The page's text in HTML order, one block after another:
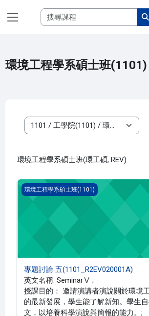
搜
環境工程學系碩士班(1101)
課程類別
環境工程學系碩士班(環工碩, REV)
專題討論 五(1101_R2EV020001A)
環境工程學系碩士班(1101)
專題討論 五(1101_R2EV020001A)
英文名稱: SeminarⅤ ;
授課目的： 邀請演講者演說關於環境
的最新發展，學生能了解新知。學生
文，以培養科學演說與簡報的能力。;